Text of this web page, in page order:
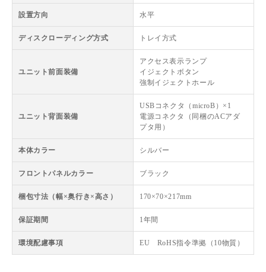
設置方向 水平
ディスクローディング方式 トレイ方式
ユニット前面装備
アクセス表示ランプ
イジェクトボタン
強制イジェクトホール
ユニット背面装備
USBコネクタ（microB）×1
電源コネクタ（同梱のACアダ
プタ用）
本体カラー シルバー
フロントパネルカラー ブラック
梱包寸法（幅×奥行き×高さ） 170×70×217mm
保証期間 1年間
環境配慮事項 EU RoHS指令準拠（10物質）